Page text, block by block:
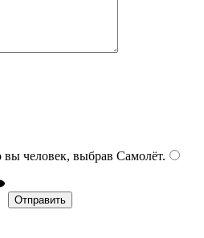
человек, выбрав Самолёт.